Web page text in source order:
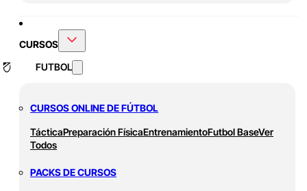
CURSOS
FUTBOL
CURSOS ONLINE DE FÚTBOL
TácticaPreparación FísicaEntrenamientoFutbol BaseVer
Todos
PACKS DE CURSOS